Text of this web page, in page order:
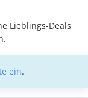
Lieblings-Deals
ein.